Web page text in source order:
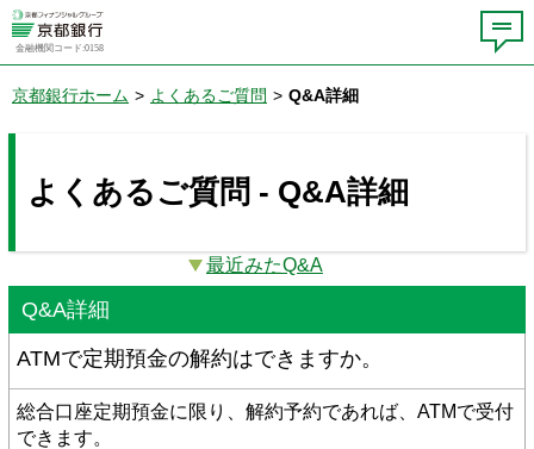
金融機関コード:0158
京都銀行ホーム > よくあるご質問 > Q&A詳細
よくあるご質問 - Q&A詳細
最近みたQ&A
Q&A詳細
ATMで定期預金の解約はできますか。
総合口座定期預金に限り、解約予約であれば、ATMで受付
できます。